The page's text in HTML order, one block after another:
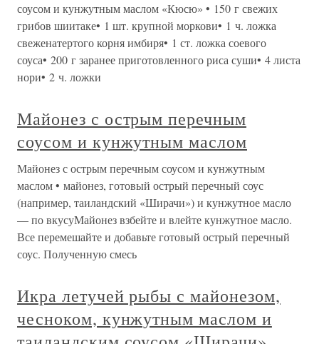
соусом и кунжутным маслом «Кюсю» • 150 г свежих
грибов шиитаке• 1 шт. крупной моркови• 1 ч. ложка
свеженатертого корня имбиря• 1 ст. ложка соевого
соуса• 200 г заранее приготовленного риса суши• 4 листа
нори• 2 ч. ложки
Майонез с острым перечным
соусом и кунжутным маслом
Майонез с острым перечным соусом и кунжутным
маслом • майонез, готовый острый перечный соус
(например, таиландский «Ширачи») и кунжутное масло
— по вкусуМайонез взбейте и влейте кунжутное масло.
Все перемешайте и добавьте готовый острый перечный
соус. Полученную смесь
Икра летучей рыбы с майонезом,
чесноком, кунжутным маслом и